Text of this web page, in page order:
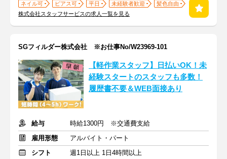
ネイル可 ピアス可 平日 未経験者歓迎
髪色自由
株式会社スタッフサービスの求人一覧を見る
SGフィルダー株式会社 ※お仕事No/W23969-101
【軽作業スタッフ】日払いOK！未
経験スタートのスタッフも多数！
履歴書不要＆WEB面接あり
給与
時給1300円 ※交通費支給
雇用形態
アルバイト・パート
シフト
週1日以上 1日4時間以上